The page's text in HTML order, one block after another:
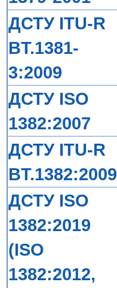
ДСТУ ITU-R
BT.1381-
3:2009
ДСТУ ISO
1382:2007
ДСТУ ITU-R
BT.1382:2009
ДСТУ ISO
1382:2019
(ISO
1382:2012,